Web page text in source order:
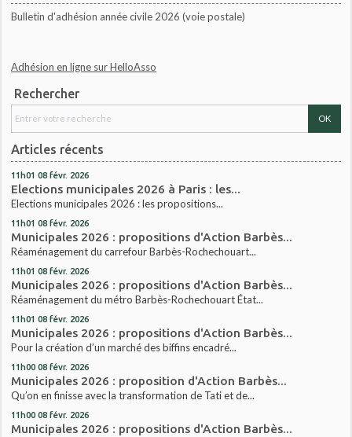
Bulletin d'adhésion année civile 2026 (voie postale)
Adhésion en ligne sur HelloAsso
Rechercher
Articles récents
11h01 08 févr. 2026
Elections municipales 2026 à Paris : les...
Elections municipales 2026 : les propositions...
11h01 08 févr. 2026
Municipales 2026 : propositions d'Action Barbès...
Réaménagement du carrefour Barbès-Rochechouart...
11h01 08 févr. 2026
Municipales 2026 : propositions d'Action Barbès...
Réaménagement du métro Barbès-Rochechouart État...
11h01 08 févr. 2026
Municipales 2026 : propositions d'Action Barbès...
Pour la création d’un marché des biffins encadré...
11h00 08 févr. 2026
Municipales 2026 : proposition d'Action Barbès...
Qu’on en finisse avec la transformation de Tati et de...
11h00 08 févr. 2026
Municipales 2026 : propositions d'Action Barbès...